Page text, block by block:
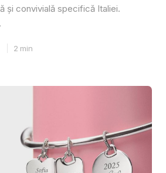
și convivială specifică Italiei.
2 min